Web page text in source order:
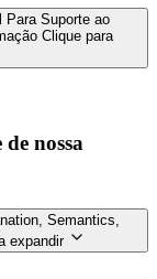
Para Suporte ao
Clique para
nossa
Semantics,
expandir